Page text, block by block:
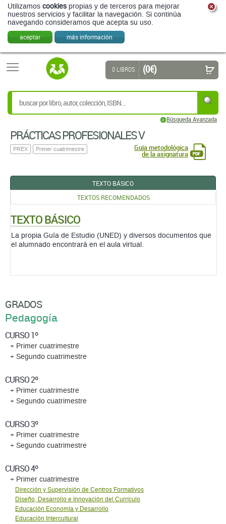
Utilizamos cookies propias y de terceros para mejorar
nuestros servicios y facilitar la navegación. Si continúa
navegando consideramos que acepta su uso.
aceptar más información
Búsqueda Avanzada
0 LIBROS (0 €)
PRÁCTICAS PROFESIONALES V
PREX Primer cuatrimestre Guía metodológica
de la asignatura
TEXTO BÁSICO
TEXTOS RECOMENDADOS
TEXTO BÁSICO
La propia Guía de Estudio (UNED) y diversos documentos que
el alumnado encontrará en el aula virtual.
GRADOS
Pedagogía
CURSO 1º
+ Primer cuatrimestre
+ Segundo cuatrimestre
CURSO 2º
+ Primer cuatrimestre
+ Segundo cuatrimestre
CURSO 3º
+ Primer cuatrimestre
+ Segundo cuatrimestre
CURSO 4º
+ Primer cuatrimestre
Dirección y Supervisión de Centros Formativos
Diseño, Desarrollo e Innovación del Currículo
Educación Economía y Desarrollo
Educación Intercultural